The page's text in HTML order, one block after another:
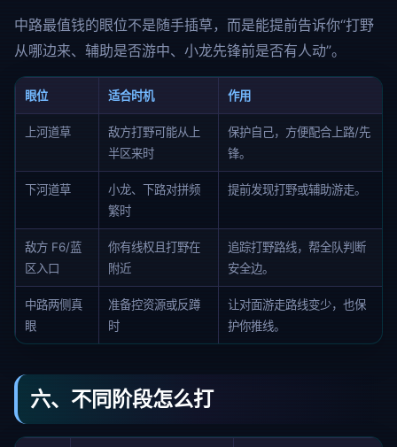
中路最值钱的眼位不是随手插草，而是能提前告诉你“打野
从哪边来、辅助是否游中、小龙先锋前是否有人动”。
眼位 适合时机 作用
上河道草
敌方打野可能从上
半区来时
保护自己，方便配合上路/先
锋。
下河道草
小龙、下路对拼频
繁时
提前发现打野或辅助游走。
敌方 F6/蓝
区入口
你有线权且打野在
附近
追踪打野路线，帮全队判断
安全边。
中路两侧真
眼
准备控资源或反蹲
时
让对面游走路线变少，也保
护你推线。
六、不同阶段怎么打